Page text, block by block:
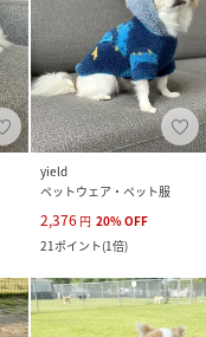
yield
ペットウェア・ペット服
2,376 円 20%OFF
21ポイント(1倍)